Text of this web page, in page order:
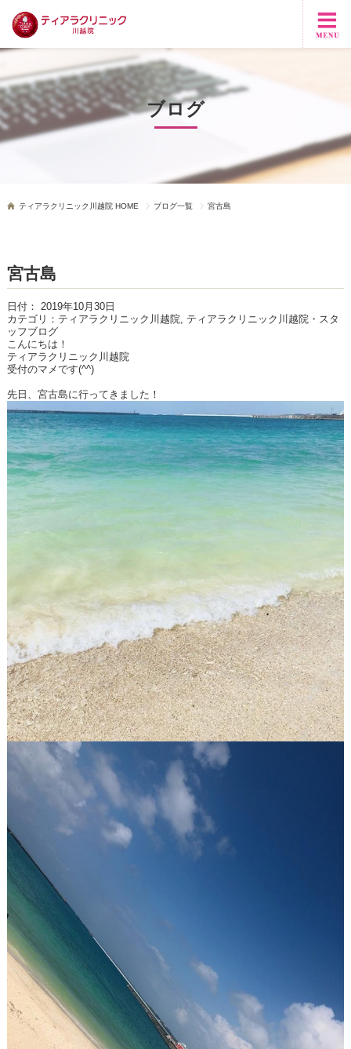
ブログ
ティアラクリニック川越院 HOME ブログ一覧 宮古島
宮古島
日付： 2019年10月30日
カテゴリ： ティアラクリニック川越院, ティアラクリニック川越院・スタ
ッフブログ
こんにちは！
ティアラクリニック川越院
受付のマメです(^^)
先日、宮古島に行ってきました！